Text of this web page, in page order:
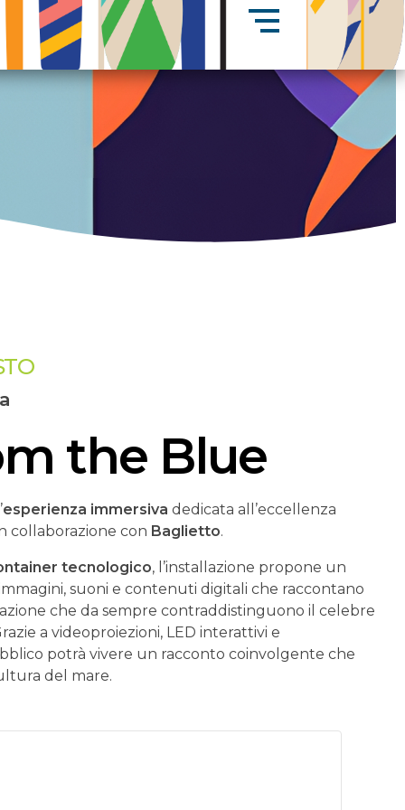
the Blue
esperienza immersiva dedicata all’eccellenza
collaborazione con Baglietto.
tecnologico, l’installazione propone un
suoni e contenuti digitali che raccontano
che da sempre contraddistinguono il celebre
a videoproiezioni, LED interattivi e
potrà vivere un racconto coinvolgente che
del mare.